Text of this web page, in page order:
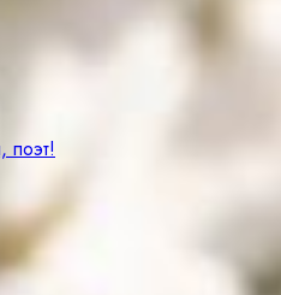
поэт!